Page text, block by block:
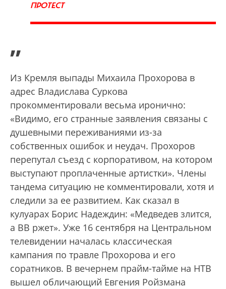
ПРОТЕСТ
”
Из Кремля выпады Михаила Прохорова в
адрес Владислава Суркова
прокомментировали весьма иронично:
«Видимо, его странные заявления связаны с
душевными переживаниями из-за
собственных ошибок и неудач. Прохоров
перепутал съезд с корпоративом, на котором
выступают проплаченные артистки». Члены
тандема ситуацию не комментировали, хотя и
следили за ее развитием. Как сказал в
кулуарах Борис Надеждин: «Медведев злится,
а ВВ ржет». Уже 16 сентября на Центральном
телевидении началась классическая
кампания по травле Прохорова и его
соратников. В вечернем прайм-тайме на НТВ
вышел обличающий Евгения Ройзмана